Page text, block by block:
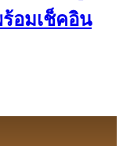
ร้อมเช็คอิน